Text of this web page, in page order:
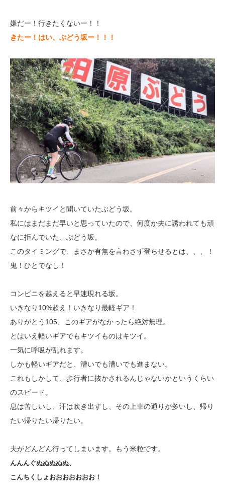
嫌だー！行きたくないー！！
きたー！はい、ぶどう坂ー！！！
前々からキツイと聞いていたぶどう坂。
私にはまだまだ早いと思っていたので、何度か夫に誘われても頑
なに拒んでいた、ぶどう坂。
このタイミングで、まさか有無を言わさず登らせるとは、、、！
鬼！ひとでなし！
コンビニを越えると早速現れる坂。
いきなり10%超え！いきなり最軽ギア！
ありがとう105、このギアがなかったら絶対無理。
とはいえ軽いギアでもキツイものはキツイ。
一気に呼吸が乱れます。
しかも軽いギアだと、漕いでも漕いでも進まない。
これもしかして、歩行者に抜かされるんじゃないかというくらい
のスピード。
息は苦しいし、汗は吹き出すし、その上車の通りが多いし、帰り
たい帰りたい帰りたい。
夫がどんどん行ってしまいます。もう米粒です。
んんんぐぬぬぬぬぬ、
こんちくしょおおおおおおお！